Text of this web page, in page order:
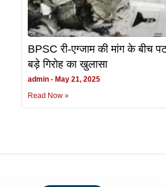
BPSC री-एग्जाम की मांग के बीच
बड़े गिरोह का खुलासा
admin
May 21, 2025
Read Now »